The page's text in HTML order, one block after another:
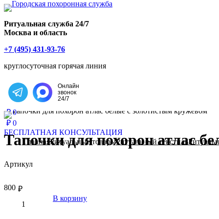
Ритуальная служба 24/7
Москва и область
+7 (495) 431-93-76
круглосуточная горячая линия
Написать в Telegram
Онлайн
звонок
24/7
₽ 0
₽ 0
БЕСПЛАТНАЯ КОНСУЛЬТАЦИЯ
ГлавнаяРитуальные товарыРитуальный текстиль
Тапочки для похорон атлас
Артикул
₽
800
В корзину